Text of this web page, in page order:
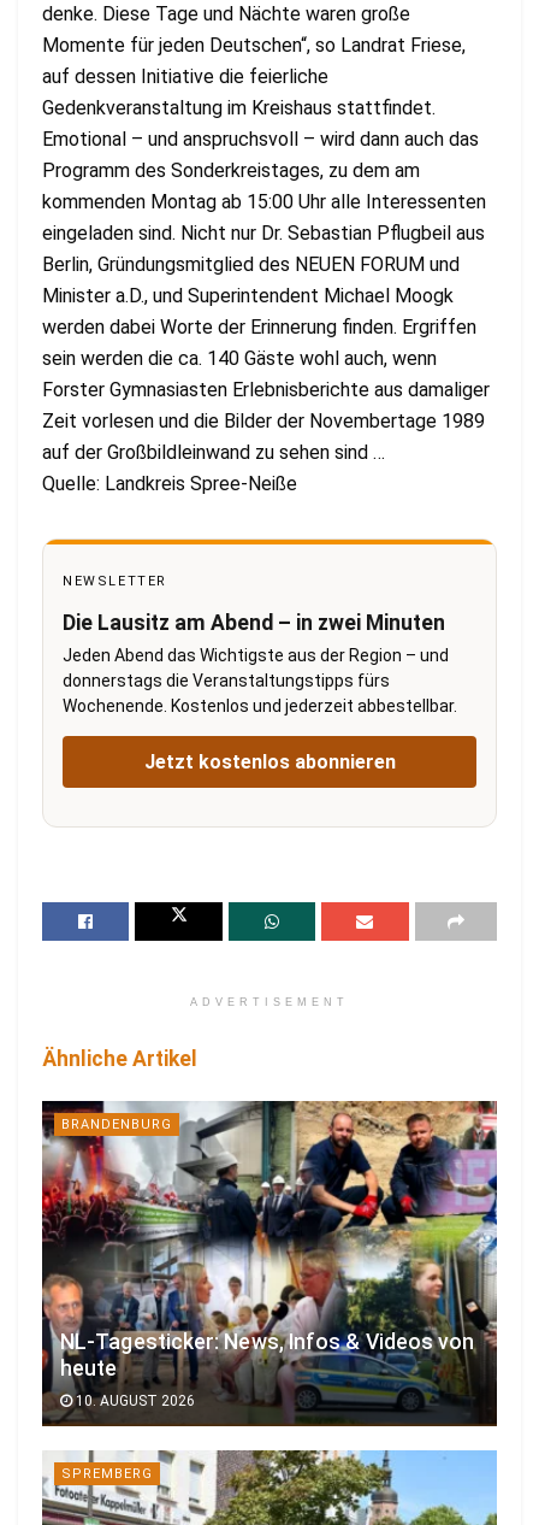
denke. Diese Tage und Nächte waren große
Momente für jeden Deutschen“, so Landrat Friese,
auf dessen Initiative die feierliche
Gedenkveranstaltung im Kreishaus stattfindet.
Emotional – und anspruchsvoll – wird dann auch das
Programm des Sonderkreistages, zu dem am
kommenden Montag ab 15:00 Uhr alle Interessenten
eingeladen sind. Nicht nur Dr. Sebastian Pflugbeil aus
Berlin, Gründungsmitglied des NEUEN FORUM und
Minister a.D., und Superintendent Michael Moogk
werden dabei Worte der Erinnerung finden. Ergriffen
sein werden die ca. 140 Gäste wohl auch, wenn
Forster Gymnasiasten Erlebnisberichte aus damaliger
Zeit vorlesen und die Bilder der Novembertage 1989
auf der Großbildleinwand zu sehen sind …
Quelle: Landkreis Spree-Neiße
NEWSLETTER
Die Lausitz am Abend – in zwei Minuten
Jeden Abend das Wichtigste aus der Region – und
donnerstags die Veranstaltungstipps fürs
Wochenende. Kostenlos und jederzeit abbestellbar.
Jetzt kostenlos abonnieren
ADVERTISEMENT
Ähnliche Artikel
BRANDENBURG
NL-Tagesticker: News, Infos & Videos von
heute
10. AUGUST 2026
SPREMBERG